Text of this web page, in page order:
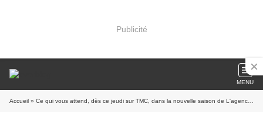
Publicité
MENU
Accueil » Ce qui vous attend, dès ce jeudi sur TMC, dans la nouvelle saison de L'agence, l'immobilier de luxe en famille.